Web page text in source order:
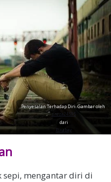
Penyesalan Terhadap Diri. Gambar oleh
sreza24595
dari
Pixabay
sepi, mengantar diri di